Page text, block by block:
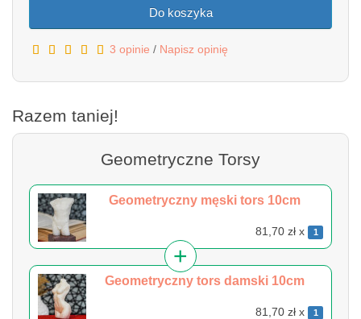
Do koszyka
3 opinie / Napisz opinię
Razem taniej!
Geometryczne Torsy
Geometryczny męski tors 10cm
81,70 zł x 1
Geometryczny tors damski 10cm
81,70 zł x 1